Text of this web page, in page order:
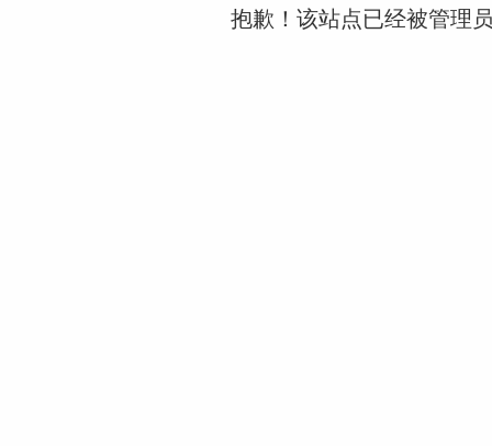
抱歉！该站点已经被管理